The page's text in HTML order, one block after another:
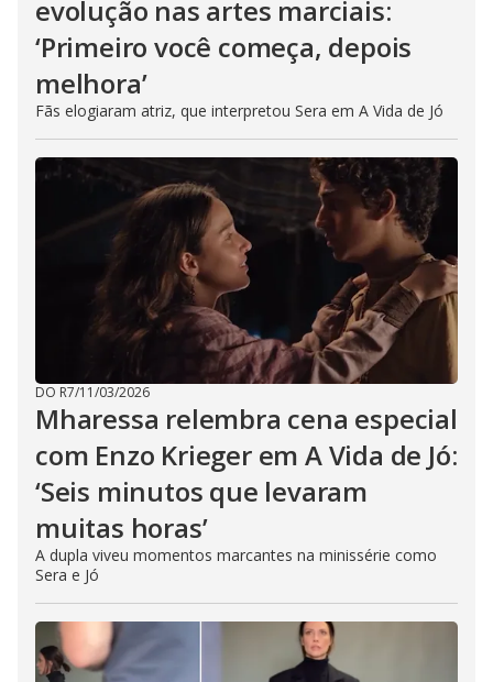
evolução nas artes marciais:
‘Primeiro você começa, depois
melhora’
Fãs elogiaram atriz, que interpretou Sera em A Vida de Jó
DO R7/11/03/2026
Mharessa relembra cena especial
com Enzo Krieger em A Vida de Jó:
‘Seis minutos que levaram
muitas horas’
A dupla viveu momentos marcantes na minissérie como
Sera e Jó